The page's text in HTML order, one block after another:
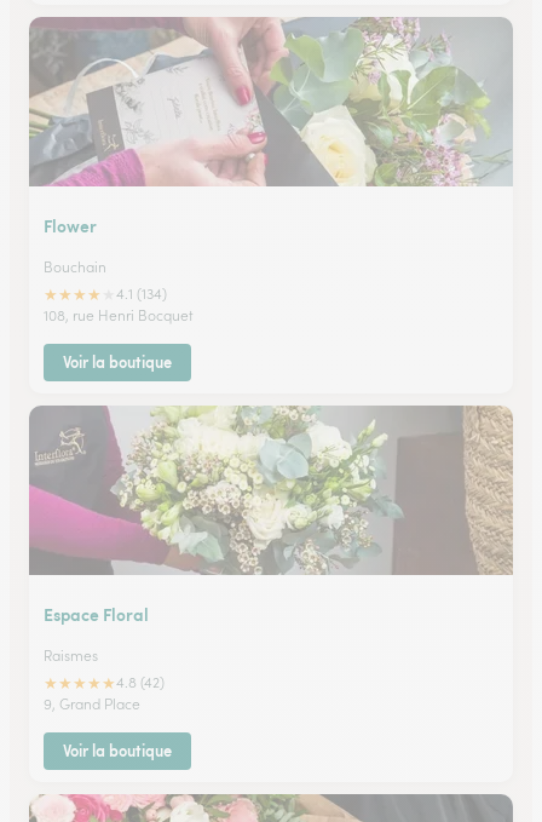
Flower
Bouchain
★★★★
4.1 (134)
108, rue Henri Bocquet
Voir la boutique
Espace Floral
Raismes
★★★★★4.8 (42)
9, Grand Place
Voir la boutique